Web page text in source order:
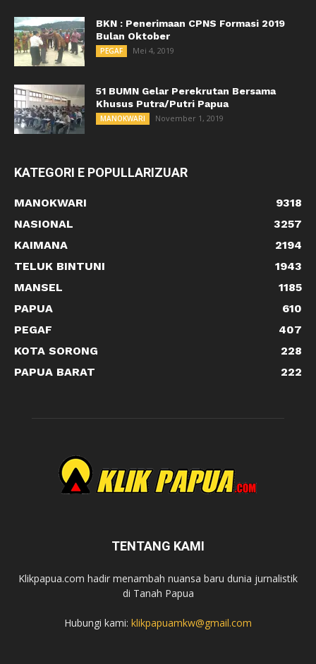
BKN : Penerimaan CPNS Formasi 2019
Bulan Oktober
PEGAF Mei 4, 2019
51 BUMN Gelar Perekrutan Bersama
Khusus Putra/Putri Papua
MANOKWARI November 1, 2019
KATEGORI E POPULLARIZUAR
MANOKWARI
9318
NASIONAL
3257
KAIMANA
2194
TELUK BINTUNI
1943
MANSEL
1185
PAPUA
610
PEGAF
407
KOTA SORONG
228
PAPUA BARAT
222
TENTANG KAMI
Klikpapua.com hadir menambah nuansa baru dunia jurnalistik
di Tanah Papua
Hubungi kami: klikpapuamkw@gmail.com